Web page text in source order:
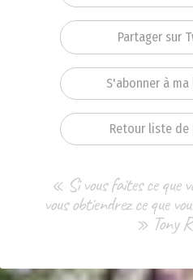
Partager sur
S'abonner à
Retour liste
« Si vous faites ce que
vous obtiendrez ce que
» Tony